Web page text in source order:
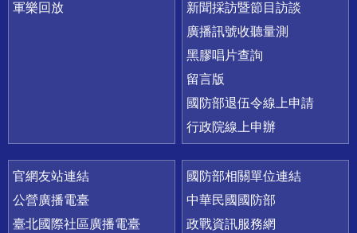
軍樂回放
新聞採訪暨節目訪談
廣播訊號收聽量測
黑膠唱片查詢
留言版
國防部退伍令線上申請
行政院線上申辦
官網友站連結
公營廣播電臺
臺北國際社區廣播電臺
國防部相關單位連結
中華民國國防部
政戰資訊服務網